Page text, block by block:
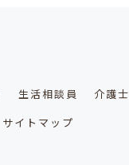
生活相談員 介護士
サイトマップ